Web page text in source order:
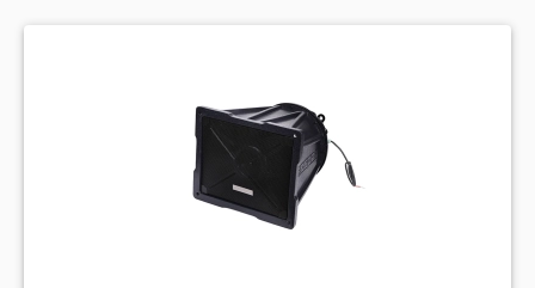
по цене: убыванию
по цене: возрастанию